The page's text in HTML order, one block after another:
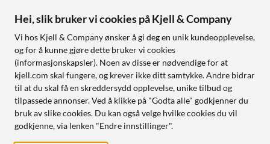
Følg oss
Handle fra:
Sverige
Norge
Hei, slik bruker vi cookies på Kjell & Company
Vi hos Kjell & Company ønsker å gi deg en unik kundeopplevelse,
og for å kunne gjøre dette bruker vi cookies
(informasjonskapsler). Noen av disse er nødvendige for at
kjell.com skal fungere, og krever ikke ditt samtykke. Andre bidrar
til at du skal få en skreddersydd opplevelse, unike tilbud og
tilpassede annonser. Ved å klikke på "Godta alle" godkjenner du
bruk av slike cookies. Du kan også velge hvilke cookies du vil
godkjenne, via lenken "Endre innstillinger".